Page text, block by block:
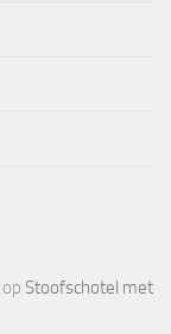
op Stoofschotel met